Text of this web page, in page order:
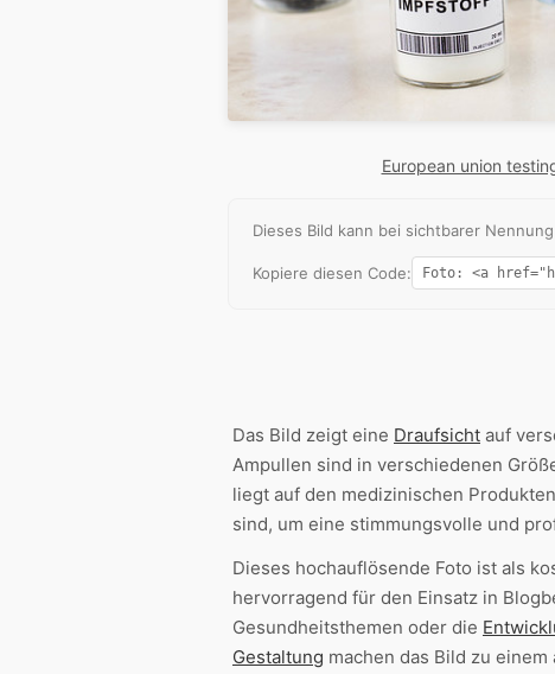
European union
Dieses Bild kann bei sichtbarer
Kopiere diesen Code:
Das Bild zeigt eine Draufsicht auf
Ampullen sind in verschiedenen
liegt auf den medizinischen
sind, um eine stimmungsvolle und
Dieses hochauflösende Foto ist als
hervorragend für den Einsatz in
Gesundheitsthemen oder die
Gestaltung machen das Bild zu